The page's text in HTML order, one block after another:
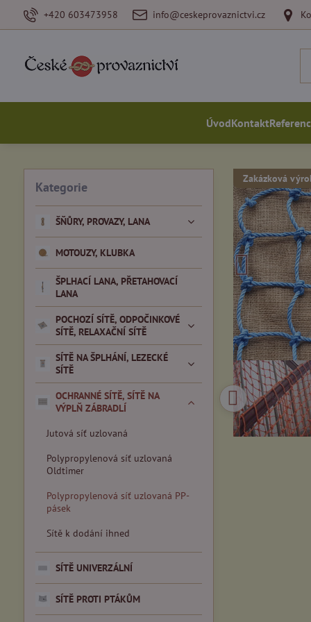
+420 603473958 info@ceskeprovaznictvi.cz
ÚvodKontakt
Zakázková
Kategorie
ŠŇŮRY, PROVAZY, LANA
MOTOUZY, KLUBKA
ŠPLHACÍ LANA, PŘETAHOVACÍ
LANA
POCHOZÍ SÍTĚ, ODPOČINKOVÉ
SÍTĚ, RELAXAČNÍ SÍTĚ
SÍTĚ NA ŠPLHÁNÍ, LEZECKÉ
SÍTĚ
OCHRANNÉ SÍTĚ, SÍTĚ NA
VÝPLŇ ZÁBRADLÍ
Jutová síť uzlovaná
Polypropylenová síť uzlovaná
Oldtimer
Polypropylenová síť uzlovaná PP-
pásek
Sítě k dodání ihned
SÍTĚ UNIVERZÁLNÍ
SÍTĚ PROTI PTÁKŮM